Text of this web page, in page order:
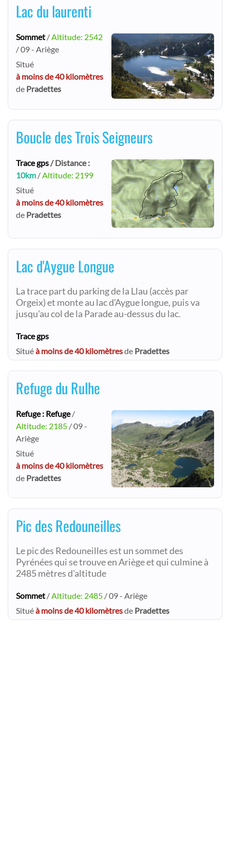
Lac du laurenti
Sommet /Altitude: 2542
/ 09 - Ariège
Situé
à moins de 40 kilomètres
de Pradettes
Boucle des Trois Seigneurs
Trace gps / Distance :
10km / Altitude: 2199
Situé
à moins de 40 kilomètres
de Pradettes
Lac d'Aygue Longue
La trace part du parking de la Llau (accès par
Orgeix) et monte au lac d'Aygue longue, puis va
jusqu'au col de la Parade au-dessus du lac.
Trace gps
Situéà moins de 40 kilomètresde Pradettes
Refuge du Rulhe
Refuge : Refuge/
Altitude: 2185 / 09 -
Ariège
Situé
à moins de 40 kilomètres
de Pradettes
Pic des Redouneilles
Le pic des Redouneilles est un sommet des
Pyrénées qui se trouve en Ariège et qui culmine à
2485 mètres d'altitude
Sommet /Altitude: 2485 / 09 - Ariège
Situéà moins de 40 kilomètresde Pradettes